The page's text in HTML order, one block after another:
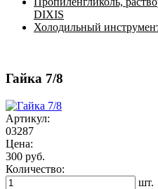
DIXIS
Холодильный
Гайка 7/8
Артикул:
03287
Цена:
300 руб.
Количество:
шт.